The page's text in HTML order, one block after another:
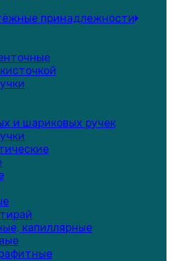
принадлежности
и шариковых ручек
капиллярные